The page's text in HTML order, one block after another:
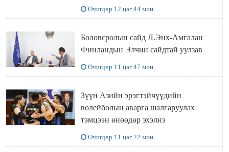
Өчигдөр 12 цаг 44 мин
Боловсролын сайд Л.Энх-Амгалан
Финландын Элчин сайдтай уулзав
Өчигдөр 11 цаг 47 мин
Зүүн Азийн эрэгтэйчүүдийн
волейболын аварга шалгаруулах
тэмцээн өнөөдөр эхэлнэ
Өчигдөр 11 цаг 22 мин